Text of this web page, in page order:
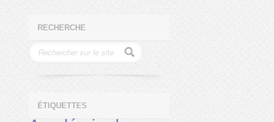
RECHERCHE
ÉTIQUETTES